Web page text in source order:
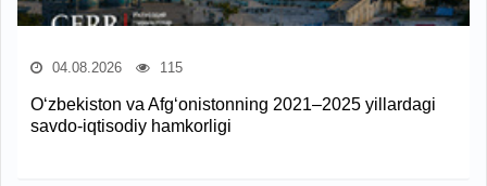
04.08.2026 115
O‘zbekiston va Afg‘onistonning 2021–2025 yillardagi
savdo-iqtisodiy hamkorligi